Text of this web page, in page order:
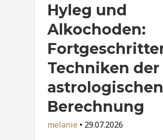
Hyleg und
Alkochoden:
Techniken der
astrologischen
Berechnung
melanie • 29.07.2026